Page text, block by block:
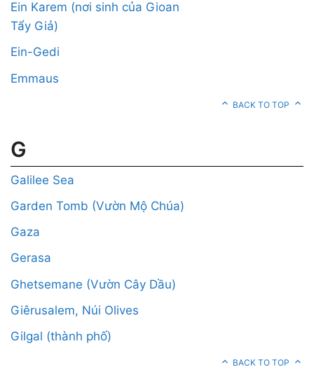
Ein Karem (nơi sinh của Gioan
Tẩy Giả)
Ein-Gedi
Emmaus
BACK TO TOP
G
Galilee Sea
Garden Tomb (Vườn Mộ Chúa)
Gaza
Gerasa
Ghetsemane (Vườn Cây Dầu)
Giêrusalem, Núi Olives
Gilgal (thành phố)
BACK TO TOP